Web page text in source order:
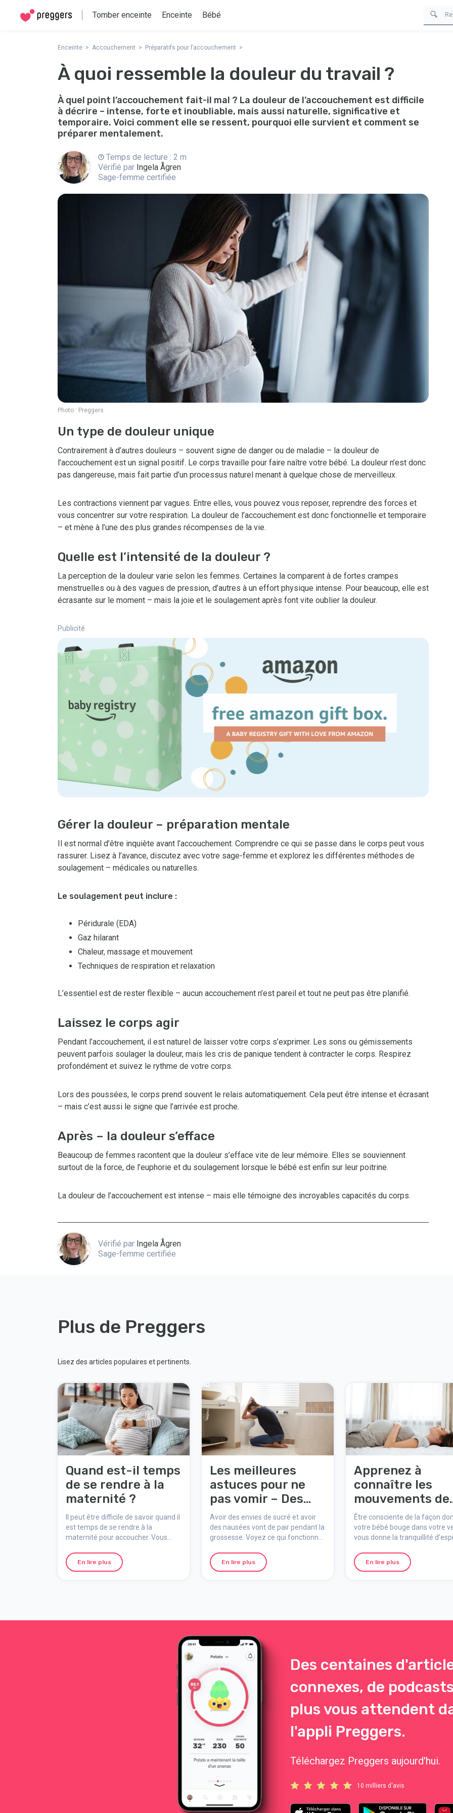
Tomber enceinte Enceinte Bébé
Enceinte Accouchement Préparatifs pour l’accouchement
À quoi ressemble la douleur du travail ?
À quel point l’accouchement fait-il mal ? La douleur de l’accouchement est difficile
à décrire – intense, forte et inoubliable, mais aussi naturelle, significative et
temporaire. Voici comment elle se ressent, pourquoi elle survient et comment se
préparer mentalement.
Temps de lecture : 2 m
Vérifié par Ingela Ågren
Sage-femme certifiée
Photo : Preggers
Un type de douleur unique
Contrairement à d’autres douleurs – souvent signe de danger ou de maladie – la douleur de
l’accouchement est un signal positif. Le corps travaille pour faire naître votre bébé. La douleur n’est donc
pas dangereuse, mais fait partie d’un processus naturel menant à quelque chose de merveilleux.
Les contractions viennent par vagues. Entre elles, vous pouvez vous reposer, reprendre des forces et
vous concentrer sur votre respiration. La douleur de l’accouchement est donc fonctionnelle et temporaire
– et mène à l’une des plus grandes récompenses de la vie.
Quelle est l’intensité de la douleur ?
La perception de la douleur varie selon les femmes. Certaines la comparent à de fortes crampes
menstruelles ou à des vagues de pression, d’autres à un effort physique intense. Pour beaucoup, elle est
écrasante sur le moment – mais la joie et le soulagement après font vite oublier la douleur.
Publicité
Gérer la douleur – préparation mentale
Il est normal d’être inquiète avant l’accouchement. Comprendre ce qui se passe dans le corps peut vous
rassurer. Lisez à l’avance, discutez avec votre sage-femme et explorez les différentes méthodes de
soulagement – médicales ou naturelles.
Le soulagement peut inclure :
Péridurale (EDA)
Gaz hilarant
Chaleur, massage et mouvement
Techniques de respiration et relaxation
L’essentiel est de rester flexible – aucun accouchement n’est pareil et tout ne peut pas être planifié.
Laissez le corps agir
Pendant l’accouchement, il est naturel de laisser votre corps s’exprimer. Les sons ou gémissements
peuvent parfois soulager la douleur, mais les cris de panique tendent à contracter le corps. Respirez
profondément et suivez le rythme de votre corps.
Lors des poussées, le corps prend souvent le relais automatiquement. Cela peut être intense et écrasant
– mais c’est aussi le signe que l’arrivée est proche.
Après – la douleur s’efface
Beaucoup de femmes racontent que la douleur s’efface vite de leur mémoire. Elles se souviennent
surtout de la force, de l’euphorie et du soulagement lorsque le bébé est enfin sur leur poitrine.
La douleur de l’accouchement est intense – mais elle témoigne des incroyables capacités du corps.
Vérifié par Ingela Ågren
Sage-femme certifiée
Plus de Preggers
Lisez des articles populaires et pertinents.
Quand est-il temps
de se rendre à la
maternité ?
Il peut être difficile de savoir quand il
est temps de se rendre à la
maternité pour accoucher. Vous
maternité pour obtenir des conseils
et un soutien une fois que le travail
En lire plus
Les meilleures
astuces pour ne
pas vomir – Des
collations bien
pensées
Avoir des envies de sucré et avoir
des nausées vont de pair pendant la
grossesse. Voyez ce qui fonctionne
des collations.
En lire plus
Apprenez à
connaître les
mouvements de
votre bébé
Être consciente de la façon
votre bébé bouge dans votre
vous donne la tranquillité
bouger tout le temps jusqu’à
l’accouchement.
En lire plus
Des centaines
connexes, de
plus vous attendent
l'appli Preggers.
Téléchargez Preggers aujourd'hui.
10 milliers d'avis